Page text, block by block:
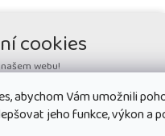
abychom Vám umožnili
jeho funkce, výkon a
cookies
webu!
technologie, aby
a vy na webu nalezli
používané na našem webu
uživatelů stránek